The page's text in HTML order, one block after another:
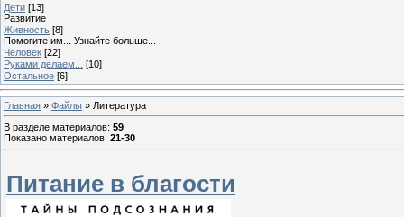
Дети [13]
Развитие
Живность [8]
Помогите им... Узнайте больше...
Человек [22]
Руками делаем...
[10]
Остальное [6]
Главная » Файлы » Литература
В разделе материалов: 59
Показано материалов: 21-30
Питание в благости